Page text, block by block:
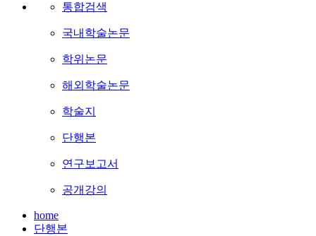
통합검색
국내학술논문
학위논문
해외학술논문
학술지
단행본
연구보고서
공개강의
home
단행본